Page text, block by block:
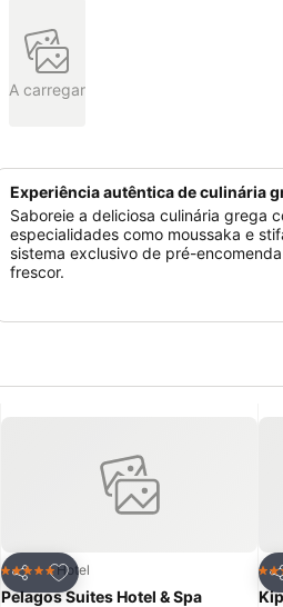
A carregar
Experiência autêntica de culinária
Saboreie a deliciosa culinária grega
especialidades como moussaka e
sistema exclusivo de pré-
frescor.
Partilhar
Adicionar aos favoritos
5 EstrelasHotel
Pelagos Suites Hotel & Spa
4